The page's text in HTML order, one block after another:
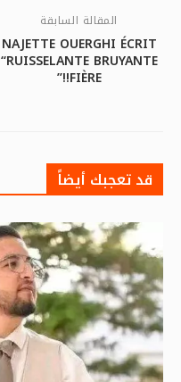
المقالة السابقة
NAJETTE OUERGHI ÉCRIT
“RUISSELANTE BRUYANTE
FIÈRE!!”
قد تعجبك أيضاً